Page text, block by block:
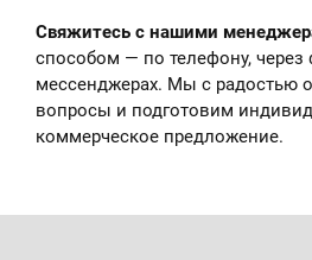
Свяжитесь с нашими
способом — по телефону, через
мессенджерах. Мы с радостью
вопросы и подготовим
коммерческое предложение.